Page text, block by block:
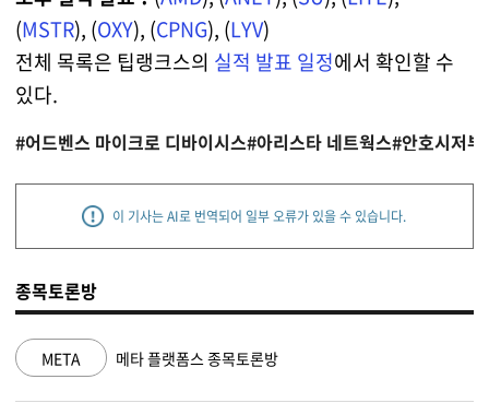
(MSTR), (OXY), (CPNG), (LYV)
전체 목록은 팁랭크스의 실적 발표 일정에서 확인할 수
있다.
#어드벤스 마이크로 디바이시스#아리스타 네트웍스#안호시저부
이 기사는 AI로 번역되어 일부 오류가 있을 수 있습니다.
종목토론방
META 메타 플랫폼스 종목토론방